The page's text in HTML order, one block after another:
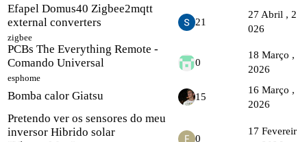
Efapel Domus40 Zigbee2mqtt
external converters
zigbee
21
27 Abril , 2
026
PCBs The Everything Remote -
Comando Universal
esphome
0
18 Março ,
2026
Bomba calor Giatsu 15
16 Março ,
2026
Pretendo ver os sensores do meu
inversor Hibrido solar
0
17 Fevereir